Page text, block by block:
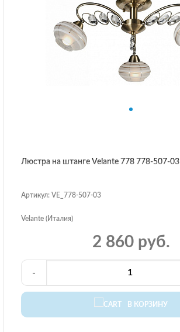
Люстра на штанге Velante 778 778-507-03
Артикул: VE_778-507-03
Velante (Италия)
2 860 руб.
В КОРЗИНУ
-